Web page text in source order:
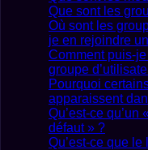
Que sont les
Où sont les
je en rejoindre
Comment puis-
groupe
Pourquoi
apparaissent
Qu’est-ce qu’un
défaut » ?
Qu’est-ce que le